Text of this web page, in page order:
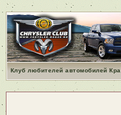
Клуб любителей автомобилей